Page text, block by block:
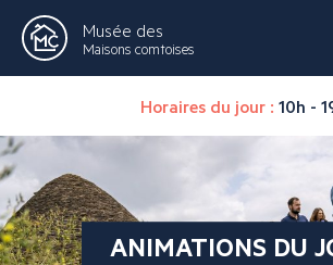
Musée des
Maisons comtoises
Horaires du jour : 10h -
ANIMATIONS DU